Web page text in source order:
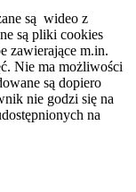
są wideo z
są pliki cookies
zawierające m.in.
Nie ma możliwości
są dopiero
nie godzi się na
na